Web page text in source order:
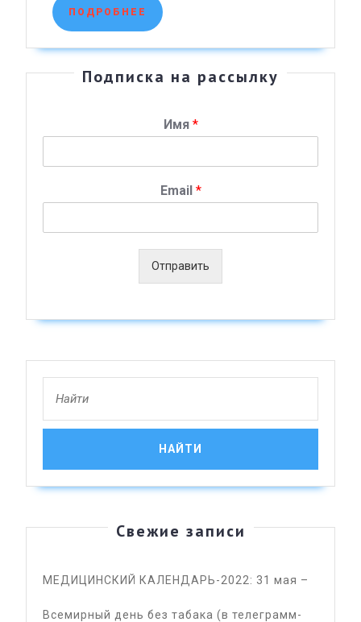
Day)
или
день
информации
о
Альцгеймера
ПОДРОБНЕЕ ПОДРОБНЕЕ
Подписка на рассылку
Имя *
Email *
Отправить
for:
Свежие записи
МЕДИЦИНСКИЙ КАЛЕНДАРЬ-2022: 31 мая –
Всемирный день без табака (в телеграмм-